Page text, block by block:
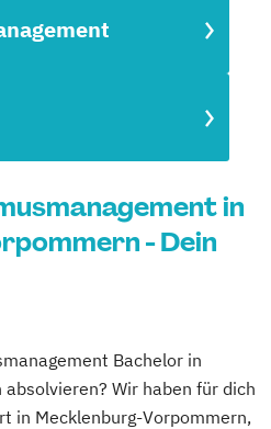
in
- Dein
Bachelor in
Wir haben für dich
in Mecklenburg-Vorpommern,